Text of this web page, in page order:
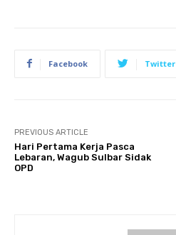
Facebook Twitter
PREVIOUS ARTICLE
Hari Pertama Kerja Pasca
Lebaran, Wagub Sulbar Sidak
OPD